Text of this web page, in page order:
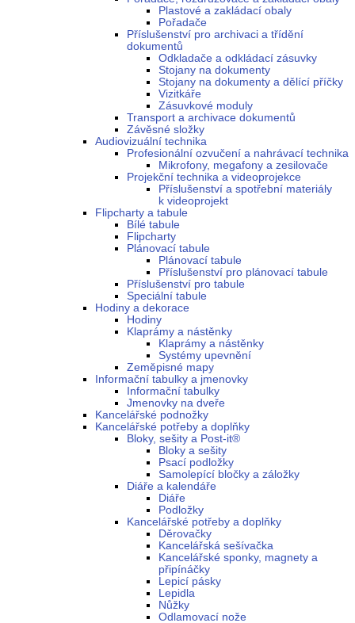
Plastové a zakládací obaly
Pořadače
Příslušenství pro archivaci a třídění
dokumentů
Odkladače a odkládací zásuvky
Stojany na dokumenty
Stojany na dokumenty a dělící příčky
Vizitkáře
Zásuvkové moduly
Transport a archivace dokumentů
Závěsné složky
Audiovizuální technika
Profesionální ozvučení a nahrávací technika
Mikrofony, megafony a zesilovače
Projekční technika a videoprojekce
Příslušenství a spotřební materiály
k videoprojekt
Flipcharty a tabule
Bílé tabule
Flipcharty
Plánovací tabule
Plánovací tabule
Příslušenství pro plánovací tabule
Příslušenství pro tabule
Speciální tabule
Hodiny a dekorace
Hodiny
Klaprámy a nástěnky
Klaprámy a nástěnky
Systémy upevnění
Zeměpisné mapy
Informační tabulky a jmenovky
Informační tabulky
Jmenovky na dveře
Kancelářské podnožky
Kancelářské potřeby a doplňky
Bloky, sešity a Post-it®
Bloky a sešity
Psací podložky
Samolepící bločky a záložky
Diáře a kalendáře
Diáře
Podložky
Kancelářské potřeby a doplňky
Děrovačky
Kancelářská sešívačka
Kancelářské sponky, magnety a
připínáčky
Lepicí pásky
Lepidla
Nůžky
Odlamovací nože